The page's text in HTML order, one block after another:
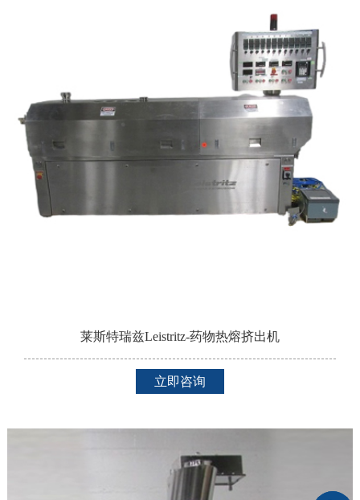
莱斯特瑞兹Leistritz-药物热熔挤出机
立即咨询